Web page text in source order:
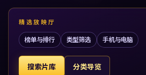
精选放映厅
榜单与排行 类型筛选 手机与电脑
搜索片库 分类导览